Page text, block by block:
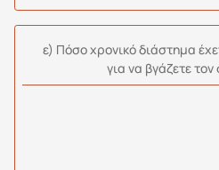
ε) Πόσο χρονικό διάστημα
για να βγάζετε